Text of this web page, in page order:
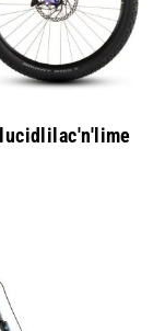
lucidlilac'n'lime